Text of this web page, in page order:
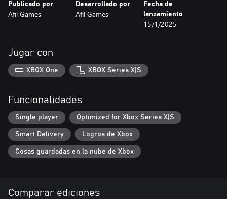
creatividad, desafío y diversión. ¿Estás listo para guiar al robot a
través de su misión de limpieza y abrir el camino hacia la victoria?
- Desbloquea logros únicos a medida que avanzas
- Un juego de arte en píxeles con un giro futurista
Publicado por
Afil Games
Desarrollado por
Afil Games
Fecha de
lanzamiento
15/1/2025
Jugar con
XBOX One XBOX Series X|S
Funcionalidades
Single player Optimized for Xbox Series X|S
Smart Delivery Logros de Xbox
Cosas guardadas en la nube de Xbox
Comparar ediciones